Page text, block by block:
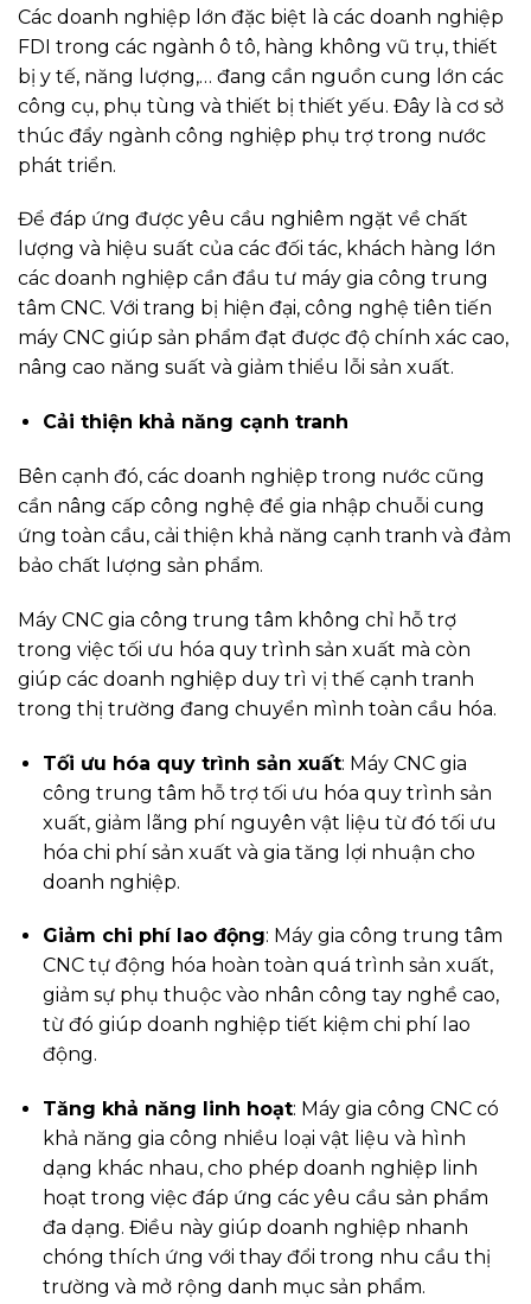
Các doanh nghiệp lớn đặc biệt là các doanh nghiệp
FDI trong các ngành ô tô, hàng không vũ trụ, thiết
bị y tế, năng lượng,… đang cần nguồn cung lớn các
công cụ, phụ tùng và thiết bị thiết yếu. Đây là cơ sở
thúc đẩy ngành công nghiệp phụ trợ trong nước
phát triển.
Để đáp ứng được yêu cầu nghiêm ngặt về chất
lượng và hiệu suất của các đối tác, khách hàng lớn
các doanh nghiệp cần đầu tư máy gia công trung
tâm CNC. Với trang bị hiện đại, công nghệ tiên tiến
máy CNC giúp sản phẩm đạt được độ chính xác cao,
nâng cao năng suất và giảm thiểu lỗi sản xuất.
Cải thiện khả năng cạnh tranh
Bên cạnh đó, các doanh nghiệp trong nước cũng
cần nâng cấp công nghệ để gia nhập chuỗi cung
ứng toàn cầu, cải thiện khả năng cạnh tranh và đảm
bảo chất lượng sản phẩm.
Máy CNC gia công trung tâm không chỉ hỗ trợ
trong việc tối ưu hóa quy trình sản xuất mà còn
giúp các doanh nghiệp duy trì vị thế cạnh tranh
trong thị trường đang chuyển mình toàn cầu hóa.
Tối ưu hóa quy trình sản xuất: Máy CNC gia
công trung tâm hỗ trợ tối ưu hóa quy trình sản
xuất, giảm lãng phí nguyên vật liệu từ đó tối ưu
hóa chi phí sản xuất và gia tăng lợi nhuận cho
doanh nghiệp.
Giảm chi phí lao động: Máy gia công trung tâm
CNC tự động hóa hoàn toàn quá trình sản xuất,
giảm sự phụ thuộc vào nhân công tay nghề cao,
từ đó giúp doanh nghiệp tiết kiệm chi phí lao
động.
Tăng khả năng linh hoạt: Máy gia công CNC có
khả năng gia công nhiều loại vật liệu và hình
dạng khác nhau, cho phép doanh nghiệp linh
hoạt trong việc đáp ứng các yêu cầu sản phẩm
đa dạng. Điều này giúp doanh nghiệp nhanh
chóng thích ứng với thay đổi trong nhu cầu thị
trường và mở rộng danh mục sản phẩm.